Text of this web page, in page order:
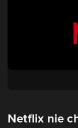
Netflix nie